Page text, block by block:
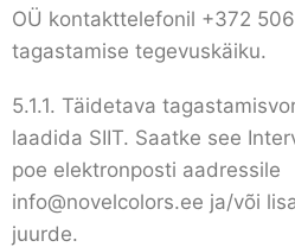
OÜ kontakttelefonil +372
tagastamise tegevuskäiku.
5.1.1. Täidetava
laadida SIIT. Saatke see
poe elektronposti aadressile
info@novelcolors.ee ja/või
juurde.